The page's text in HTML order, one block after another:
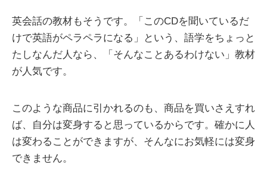
英会話の教材もそうです。「このCDを聞いているだ
けで英語がペラペラになる」という、語学をちょっと
たしなんだ人なら、「そんなことあるわけない」教材
が人気です。
このような商品に引かれるのも、商品を買いさえすれ
ば、自分は変身すると思っているからです。確かに人
は変わることができますが、そんなにお気軽には変身
できません。